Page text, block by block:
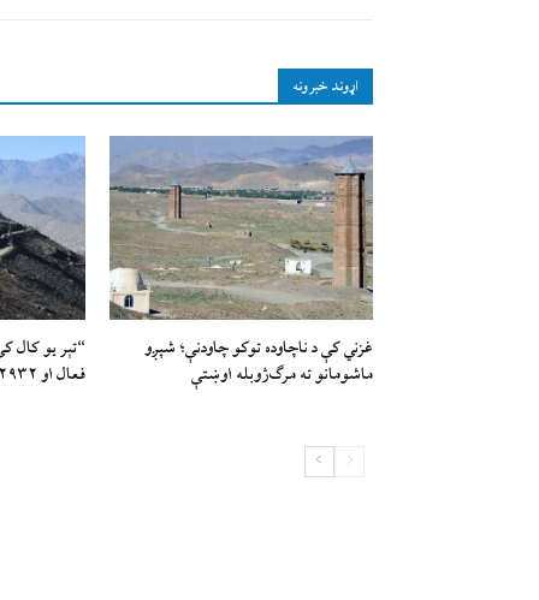
اړوند خبرونه
غزني کې د ناچاوده توکو چاودنې؛ شپږو
ماشومانو ته مرګ‌ژوبله اوښتې
فعال او ۲۹۳۲ ټاورونه جوړ شوي”